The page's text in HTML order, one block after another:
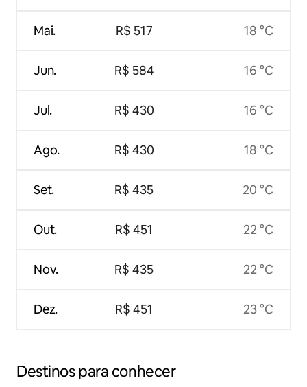
Mai.
Jun.
Jul.
Ago.
Set.
Out.
Nov.
Dez.
R$ 517
R$ 584
R$ 430
R$ 430
R$ 435
R$ 451
R$ 435
R$ 451
18 °C
16 °C
16 °C
18 °C
20 °C
22 °C
22 °C
23 °C
Destinos para conhecer